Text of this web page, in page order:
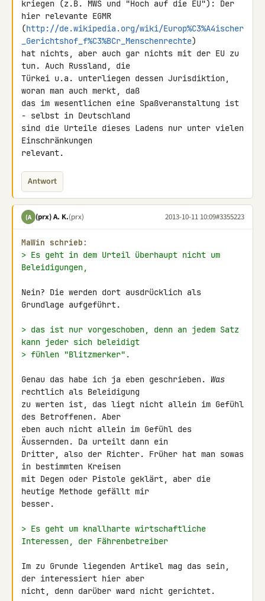
kriegen (z.B. MWS und "Hoch auf die EU"): Der
hier relevante EGMR
(http://de.wikipedia.org/wiki/Europ%C3%A4ischer
_Gerichtshof_f%C3%BCr_Menschenrechte)
hat nichts, aber auch gar nichts mit der EU zu
tun. Auch Russland, die
Türkei u.a. unterliegen dessen Jurisdiktion,
woran man auch merkt, daß
das im wesentlichen eine Spaßveranstaltung ist
- selbst in Deutschland
sind die Urteile dieses Ladens nur unter vielen
Einschränkungen
relevant.
Antwort
(A (prx) A. K.(prx) 2013-10-11 10:09#3355223
MaWin schrieb:
> Es geht in dem Urteil überhaupt nicht um
Beleidigungen,
Nein? Die werden dort ausdrücklich als
Grundlage aufgeführt.
> das ist nur vorgeschoben, denn an jedem Satz
kann jeder sich beleidigt
> fühlen "Blitzmerker".
Genau das habe ich ja eben geschrieben. Was
rechtlich als Beleidigung
zu werten ist, das liegt nicht allein im Gefühl
des Betroffenen. Aber
eben auch nicht allein im Gefühl des
Äussernden. Da urteilt dann ein
Dritter, also der Richter. Früher hat man sowas
in bestimmten Kreisen
mit Degen oder Pistole geklärt, aber die
heutige Methode gefällt mir
besser.
> Es geht um knallharte wirtschaftliche
Interessen, der Fährenbetreiber
Im zu Grunde liegenden Artikel mag das sein,
der interessiert hier aber
nicht, denn darüber ward nicht gerichtet.